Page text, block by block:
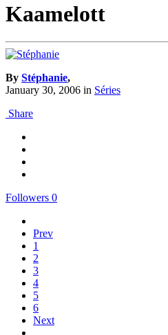
Kaamelott
By Stéphanie,
January 30, 2006 in Séries
Share
Followers 0
Prev
1
2
3
4
5
6
Next